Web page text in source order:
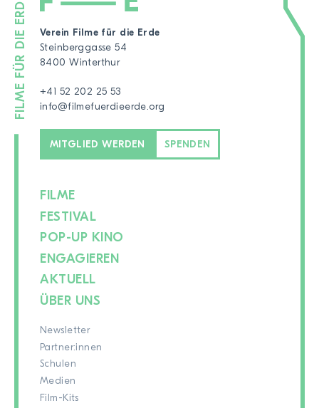
Verein Filme für die Erde
Steinberggasse 54
8400 Winterthur
+41 52 202 25 53
info@filmefuerdieerde.org
MITGLIED WERDEN SPENDEN
FILME
FESTIVAL
POP-UP KINO
ENGAGIEREN
AKTUELL
ÜBER UNS
Newsletter
Partner:innen
Schulen
Medien
Film-Kits